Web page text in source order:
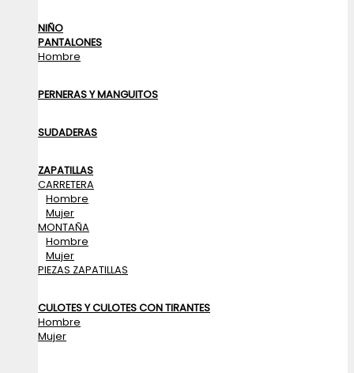
NIÑO
PANTALONES
Hombre
PERNERAS Y MANGUITOS
SUDADERAS
ZAPATILLAS
CARRETERA
Hombre
Mujer
MONTAÑA
Hombre
Mujer
PIEZAS ZAPATILLAS
CULOTES Y CULOTES CON TIRANTES
Hombre
Mujer